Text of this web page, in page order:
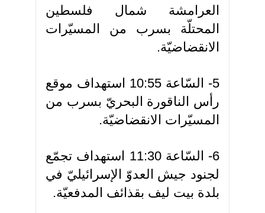
العرامشة شمال فلسطين
المحتلّة بسرب من المسيّرات
الانقضاضيّة.
5- السّاعة 10:55 استهداف موقع
رأس الناقورة البحريّ بسرب من
المسيّرات الانقضاضيّة.
6- السّاعة 11:30 استهداف تجمّع
لجنود جيش العدوّ الإسرائيليّ في
بلدة بيت ليف بقذائف المدفعيّة.